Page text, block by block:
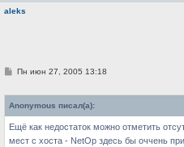
aleks
С
щ
е
н
и
Пн июн 27, 2005 13:18
Anonymous писал(а):
Ещё как недостаток можно отметить
мест с хоста - NetOp здесь бы оччень